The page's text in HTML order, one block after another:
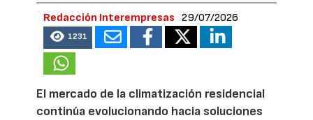
Redacción Interempresas 29/07/2026
1231
El mercado de la climatización residencial
continúa evolucionando hacia soluciones